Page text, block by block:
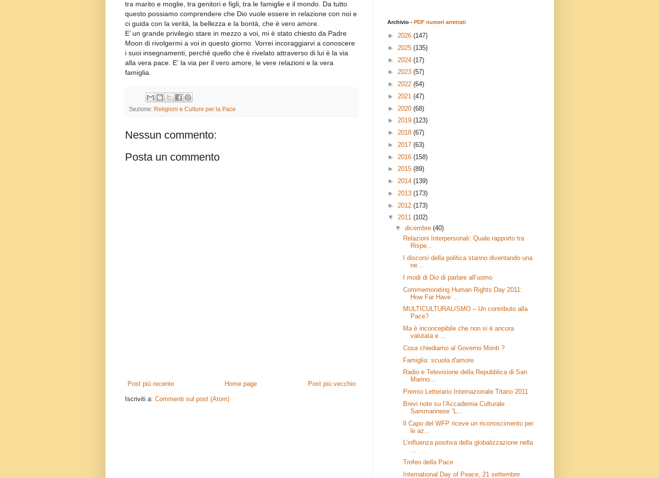
tra marito e moglie, tra genitori e figli, tra le famiglie e il mondo. Da tutto
questo possiamo comprendere che Dio vuole essere in relazione con noi e
ci guida con la verità, la bellezza e la bontà, che è vero amore.
E’ un grande privilegio stare in mezzo a voi, mi è stato chiesto da Padre
Moon di rivolgermi a voi in questo giorno. Vorrei incoraggiarvi a conoscere
i suoi insegnamenti, perché quello che è rivelato attraverso di lui è la via
alla vera pace. E' la via per il vero amore, le vere relazioni e la vera
famiglia.
Sezione: Religioni e Culture per la Pace
Nessun commento:
Posta un commento
Post più recente Post più vecchio
Home page
Iscriviti a: Commenti sul post (Atom)
Archivio - PDF numeri arretrati
► 2026 (147)
► 2025 (135)
► 2024 (17)
► 2023 (57)
► 2022 (64)
► 2021 (47)
► 2020 (68)
► 2019 (123)
► 2018 (67)
► 2017 (63)
► 2016 (158)
► 2015 (89)
► 2014 (139)
► 2013 (173)
► 2012 (173)
▼ 2011 (102)
▼dicembre(40)
Relazioni Interpersonali: Quale rapporto tra
Rispe...
I discorsi della politica stanno diventando una
ne...
I modi di Dio di parlare all’uomo
Commemorating Human Rights Day 2011:
How Far Have ...
MULTICULTURALISMO – Un contributo alla
Pace?
Ma è inconcepibile che non si è ancora
valutata e ...
Cosa chiediamo al Governo Monti ?
Famiglia: scuola d'amore
Radio e Televisione della Repubblica di San
Marino...
Premio Letterario Internazionale Titano 2011
Brevi note su l’Accademia Culturale
Sammarinese “L...
Il Capo del WFP riceve un riconoscimento per
le az...
L’influenza positiva della globalizzazione nella
...
Trofeo della Pace
International Day of Peace, 21 settembre